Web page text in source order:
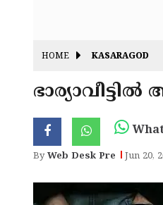
HOME KASARAGOD
ByWeb Desk Pre Jun 20,